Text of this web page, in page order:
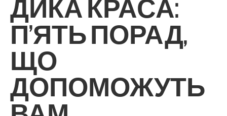
ДИКА КРАСА:
П’ЯТЬ ПОРАД,
ЩО
ДОПОМОЖУТЬ